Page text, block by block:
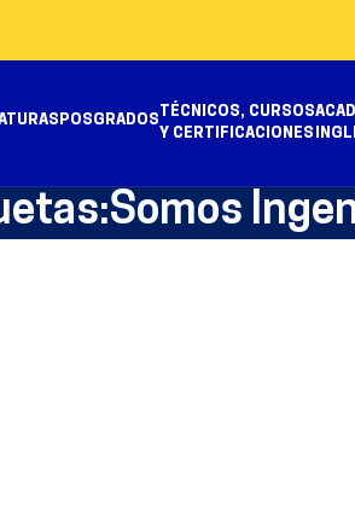
POSGRADOS
TÉCNICOS, CURSOS
Y CERTIFICACIONES